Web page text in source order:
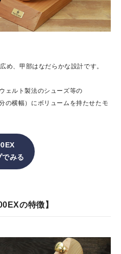
め、甲部はなだらかな設計です。
ェルト製法のシューズ等の
の横幅）にボリュームを持たせたモ
みる
の特徴】